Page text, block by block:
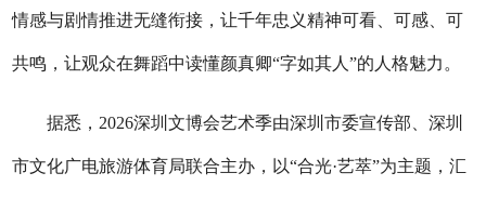
情感与剧情推进无缝衔接，让千年忠义精神可看、可感、可
共鸣，让观众在舞蹈中读懂颜真卿“字如其人”的人格魅力。
据悉，2026深圳文博会艺术季由深圳市委宣传部、深圳
市文化广电旅游体育局联合主办，以“合光·艺萃”为主题，汇